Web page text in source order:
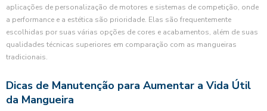
aplicações de personalização de motores e sistemas de competição, onde
a performance e a estética são prioridade. Elas são frequentemente
escolhidas por suas várias opções de cores e acabamentos, além de suas
qualidades técnicas superiores em comparação com as mangueiras
tradicionais.
Dicas de Manutenção para Aumentar a Vida Útil
da Mangueira